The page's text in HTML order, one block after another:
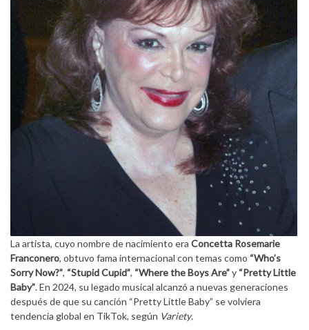
La artista, cuyo nombre de nacimiento era Concetta Rosemarie
Franconero, obtuvo fama internacional con temas como “Who’s
Sorry Now?”, “Stupid Cupid”, “Where the Boys Are”y “Pretty Little
Baby”. En 2024, su legado musical alcanzó a nuevas generaciones
después de que su canción “Pretty Little Baby” se volviera
tendencia global en TikTok, según Variety.